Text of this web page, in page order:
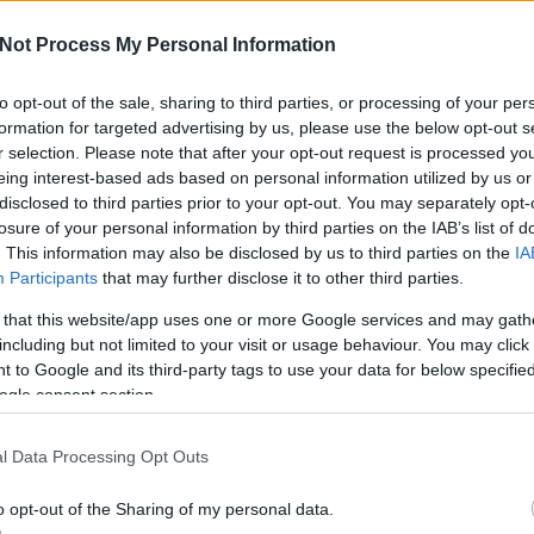
Process My Personal Information
opt-out of the sale, sharing to third parties, or processing of your
for targeted advertising by us, please use the below opt-out
selection. Please note that after your opt-out request is processed
interest-based ads based on personal information utilized by us
to third parties prior to your opt-out. You may separately
of your personal information by third parties on the IAB’s list of
This information may also be disclosed by us to third parties on the
Participants that may further disclose it to other third parties.
that this website/app uses one or more Google services and may
but not limited to your visit or usage behaviour. You may
to Google and its third-party tags to use your data for below
consent section.
Data Processing Opt Outs
opt-out of the Sharing of my personal data.
mentési programban volna a helye
és az adatok esetleges visszanyerésén dolgoztam
vírus játszotta a főszerepet, amelyben a város
és 105 ezer fájlt semmisített meg véglegesen
A